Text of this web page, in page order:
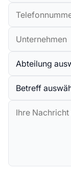
Telefonnummer
Unternehmen
Abteilung
Betreff
Nachricht